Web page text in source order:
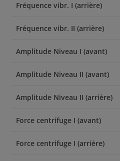
Fréquence vibr. I (arrière)
Fréquence vibr. II (arrière)
Amplitude Niveau I (avant)
Amplitude Niveau II (avant)
Amplitude Niveau II (arrière)
Force centrifuge I (avant)
Force centrifuge I (arrière)